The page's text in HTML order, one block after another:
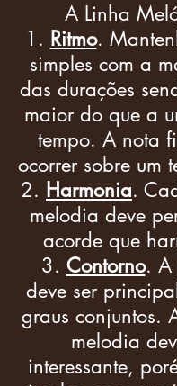
A Linha
Ritmo.
simples com a
das durações
maior do que a
tempo. A nota
ocorrer sobre um
Harmonia.
melodia deve
acorde que
Contorno. A
deve ser
graus conjuntos.
melodia
interessante,